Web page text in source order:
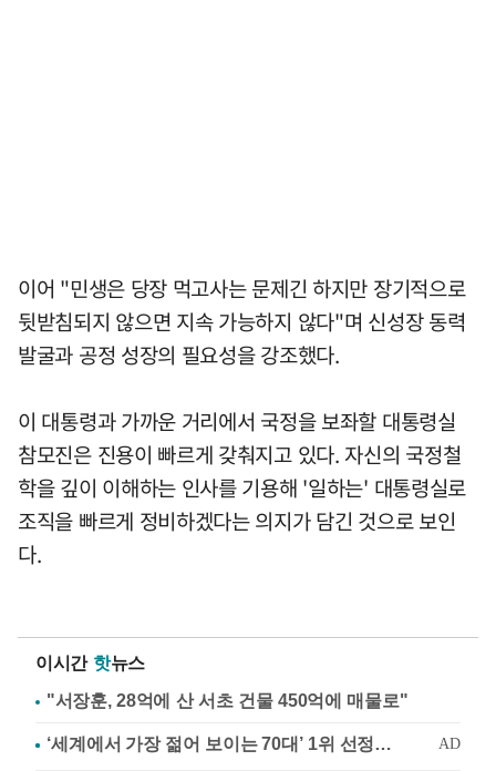
이어 "민생은 당장 먹고사는 문제긴 하지만 장기적으로
뒷받침되지 않으면 지속 가능하지 않다"며 신성장 동력
발굴과 공정 성장의 필요성을 강조했다.
이 대통령과 가까운 거리에서 국정을 보좌할 대통령실
참모진은 진용이 빠르게 갖춰지고 있다. 자신의 국정철
학을 깊이 이해하는 인사를 기용해 '일하는' 대통령실로
조직을 빠르게 정비하겠다는 의지가 담긴 것으로 보인
다.
이시간 핫뉴스
"서장훈, 28억에 산 서초 건물 450억에 매물로"